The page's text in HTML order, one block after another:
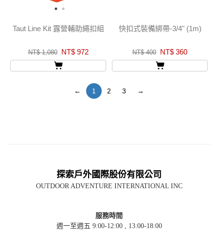
Taut Line Kit 露營輔助繩扣組
NT$ 1,080 NT$ 972
快扣式裝備綁帶-3/4" (1m)
NT$ 400 NT$ 360
← 1 2 3 →
探索戶外國際股份有限公司
OUTDOOR ADVENTURE INTERNATIONAL INC
服務時間
週一至週五 9:00-12:00 , 13:00-18:00